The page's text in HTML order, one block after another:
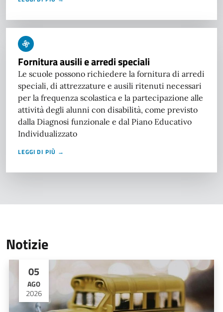
Fornitura ausili e arredi speciali
Le scuole possono richiedere la fornitura di arredi
speciali, di attrezzature e ausili ritenuti necessari
per la frequenza scolastica e la partecipazione alle
attività degli alunni con disabilità, come previsto
dalla Diagnosi funzionale e dal Piano Educativo
Individualizzato
LEGGI DI PIÙ →
Notizie
05
AGO
2026